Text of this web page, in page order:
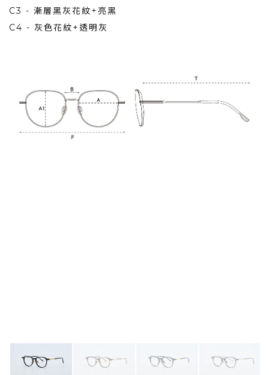
C3 - 漸層黑灰花紋+亮黑
C4 - 灰色花紋+透明灰